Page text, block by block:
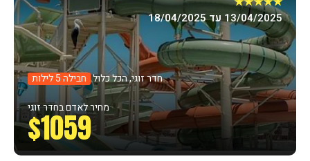
13/04/2025 עד 18/04/2025
חדר זוגי, הכל כלול חבילה 5 לילות
מחיר לאדם בחדר זוגי
$1059